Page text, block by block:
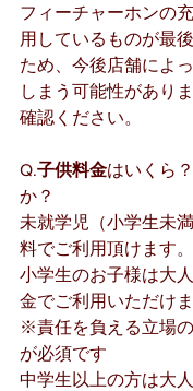
フィーチャーホンの
用しているものが最
ため、今後店舗によ
しまう可能性があり
確認ください。
Q.子供料金はいくら
か？
未就学児（小学生未
料でご利用頂けます。
小学生のお子様は大
金でご利用いただけま
※責任を負える立場
が必須です
中学生以上の方は大